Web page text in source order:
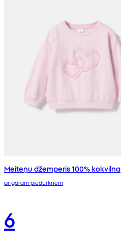
Meiteņu džemperis 100% kokvilna
ar garām piedurknēm
6